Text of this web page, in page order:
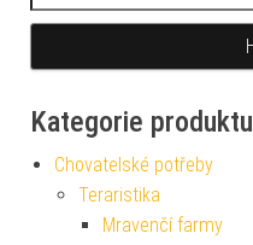
Kategorie produktu
Chovatelské potřeby
Teraristika
Mravenčí farmy